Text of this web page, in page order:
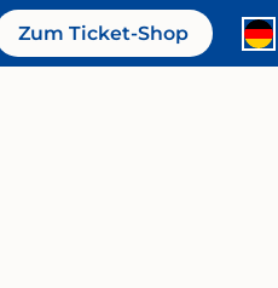
Zum Ticket-Shop